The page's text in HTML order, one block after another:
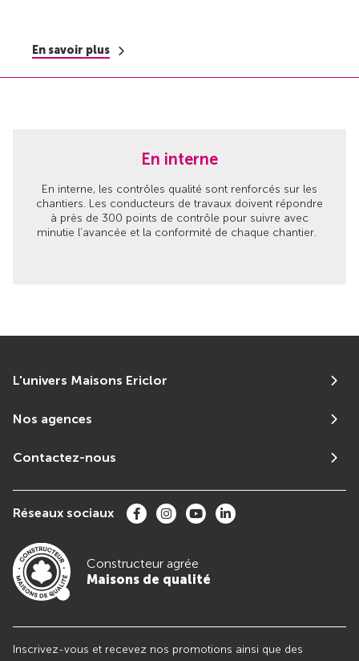
En savoir plus
En interne
En interne, les contrôles qualité sont renforcés sur les
chantiers. Les conducteurs de travaux doivent répondre
à près de 300 points de contrôle pour suivre avec
minutie l’avancée et la conformité de chaque chantier.
L'univers Maisons Ericlor
Nos agences
Contactez-nous
Réseaux sociaux
Constructeur agrée
Maisons de qualité
Inscrivez-vous et recevez nos promotions ainsi que des